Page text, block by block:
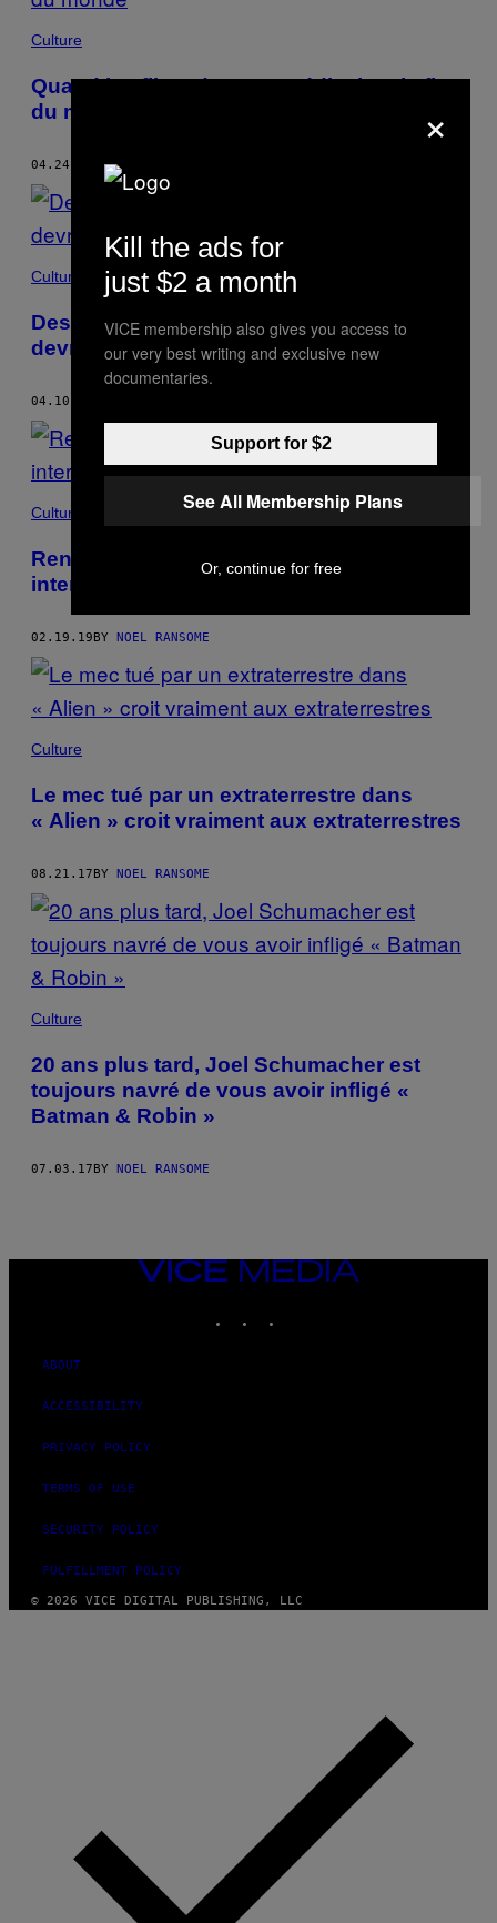
Culture
Quand les films de 1999 prédisaient la fin
du monde
04.24.19 BYNOEL RANSOME
Culture
Des historiens militaires nous disent qui
devrait gagner dans Game of Thrones
04.10.19
Culture
Rencontre avec le journaliste qui a
interviewé Ted Bundy
02.19.19BY NOEL RANSOME
Culture
Le mec tué par un extraterrestre dans
« Alien » croit vraiment aux extraterrestres
08.21.17BY NOEL RANSOME
Culture
20 ans plus tard, Joel Schumacher est
toujours navré de vous avoir infligé «
Batman & Robin »
07.03.17BY NOEL RANSOME
VICE
MEDIA
ABOUT
ACCESSIBILITY
PRIVACY POLICY
TERMS OF USE
SECURITY POLICY
FULFILLMENT POLICY
© 2026 VICE DIGITAL PUBLISHING, LLC
×
Kill the ads for
just $2 a month
VICE membership also gives you access to
our very best writing and exclusive new
documentaries.
Support for $2
See All Membership Plans
Or, continue for free